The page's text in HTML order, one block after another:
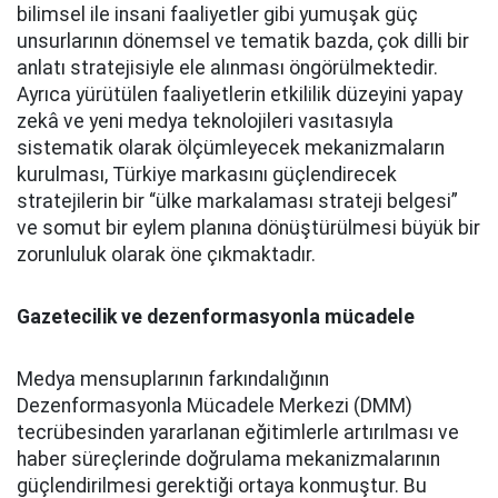
bilimsel ile insani faaliyetler gibi yumuşak güç
unsurlarının dönemsel ve tematik bazda, çok dilli bir
anlatı stratejisiyle ele alınması öngörülmektedir.
Ayrıca yürütülen faaliyetlerin etkililik düzeyini yapay
zekâ ve yeni medya teknolojileri vasıtasıyla
sistematik olarak ölçümleyecek mekanizmaların
kurulması, Türkiye markasını güçlendirecek
stratejilerin bir “ülke markalaması strateji belgesi”
ve somut bir eylem planına dönüştürülmesi büyük bir
zorunluluk olarak öne çıkmaktadır.
Gazetecilik ve dezenformasyonla mücadele
Medya mensuplarının farkındalığının
Dezenformasyonla Mücadele Merkezi (DMM)
tecrübesinden yararlanan eğitimlerle artırılması ve
haber süreçlerinde doğrulama mekanizmalarının
güçlendirilmesi gerektiği ortaya konmuştur. Bu